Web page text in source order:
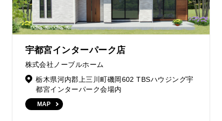
宇都宮インターパーク店
株式会社ノーブルホーム
栃木県河内郡上三川町磯岡602 TBSハウジング宇
都宮インターパーク会場内
MAP